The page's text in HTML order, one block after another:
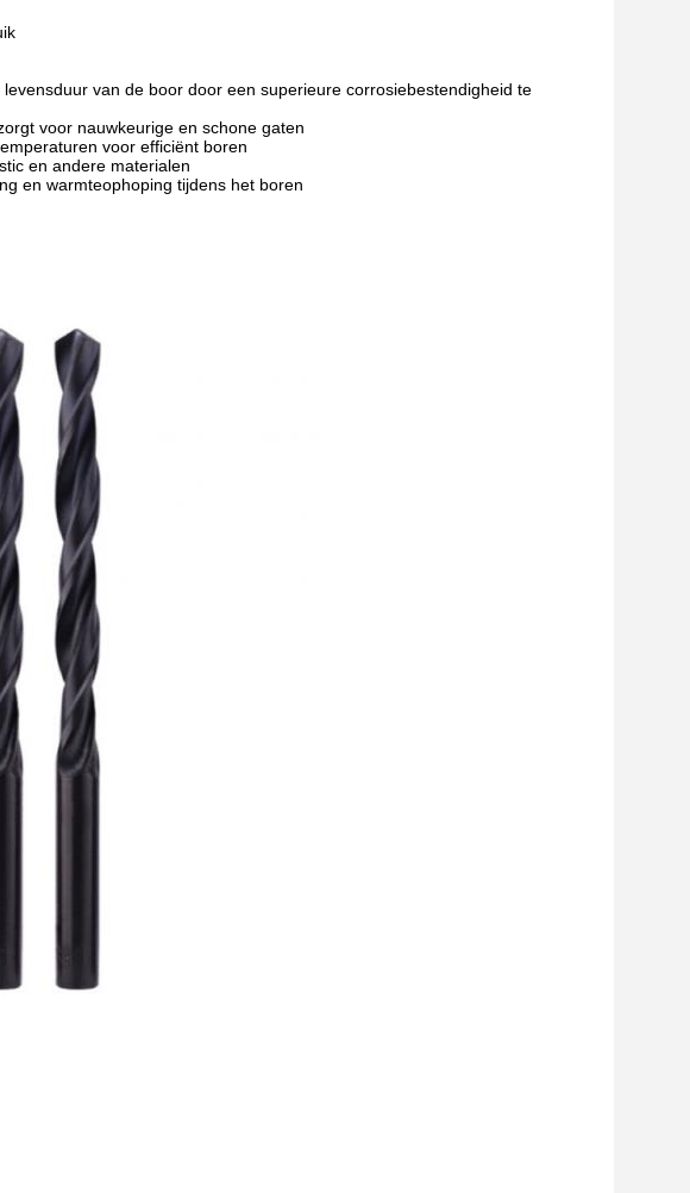
van de boor door een superieure corrosiebestendigheid te
voor nauwkeurige en schone gaten
voor efficiënt boren
en andere materialen
en warmteophoping tijdens het boren